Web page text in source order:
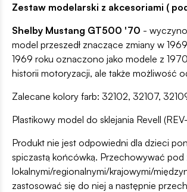
Zestaw modelarski z akcesoriami (
Shelby Mustang GT500 '70 -
model przeszedł znaczące zmiany w
1969 roku oznaczono jako modele z
historii motoryzacji, ale także możliwość
Zalecane kolory farb: 32102, 32107,
Plastikowy model do sklejania Revell
Produkt nie jest odpowiedni dla dzieci
spiczastą końcówką. Przechowywać pod
lokalnymi/regionalnymi/krajowymi/
zastosować się do niej a następnie